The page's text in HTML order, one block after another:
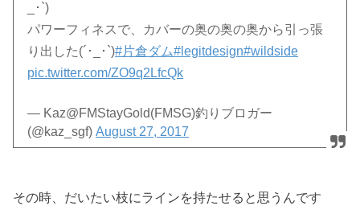
_･`)
パワーフィネスで、カバーの奥の奥の奥から引っ張
り出した(´･_･`)#片倉ダム#legitdesign#wildside
pic.twitter.com/ZO9q2LfcQk
— Kaz@FMStayGold(FMSG)釣りブロガー
(@kaz_sgf)August 27, 2017
その時、だいたい枝にラインを持たせると思うんです